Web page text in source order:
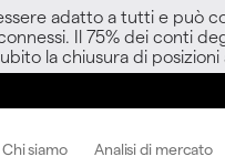
adatto a tutti e può
Il 75% dei conti
la chiusura di posizioni
Chi siamo Analisi di mercato